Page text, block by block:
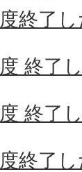
終了
終了
終了
終了